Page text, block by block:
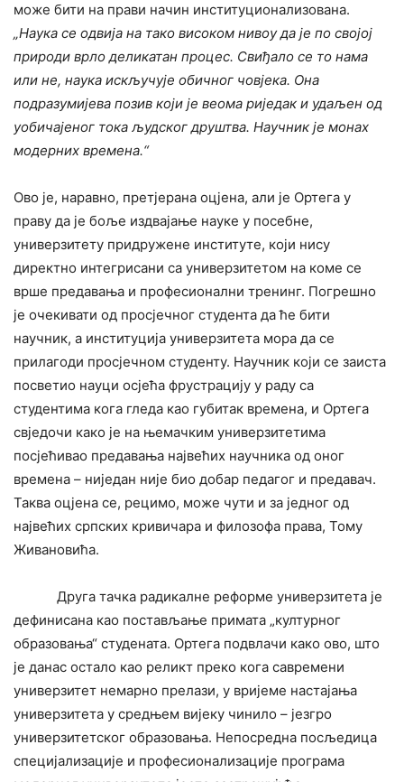
може бити на прави начин институционализована.
„Наука се одвија на тако високом нивоу да је по својој
природи врло деликатан процес. Свиђало се то нама
или не, наука искључује обичног човјека. Она
подразумијева позив који је веома риједак и удаљен од
уобичајеног тока људског друштва. Научник је монах
модерних времена.“
Ово је, наравно, претјерана оцјена, али је Ортега у
праву да је боље издвајање науке у посебне,
универзитету придружене институте, који нису
директно интегрисани са универзитетом на коме се
врше предавања и професионални тренинг. Погрешно
је очекивати од просјечног студента да ће бити
научник, а институција универзитета мора да се
прилагоди просјечном студенту. Научник који се заиста
посветио науци осјећа фрустрацију у раду са
студентима кога гледа као губитак времена, и Ортега
свједочи како је на њемачким универзитетима
посјећивао предавања највећих научника од оног
времена – ниједан није био добар педагог и предавач.
Таква оцјена се, рецимо, може чути и за једног од
највећих српских кривичара и филозофа права, Тому
Живановића.
Друга тачка радикалне реформе универзитета је
дефинисана као постављање примата „културног
образовања“ студената. Ортега подвлачи како ово, што
је данас остало као реликт преко кога савремени
универзитет немарно прелази, у вријеме настајања
универзитета у средњем вијеку чинило – језгро
универзитетског образовања. Непосредна посљедица
специјализације и професионализације програма